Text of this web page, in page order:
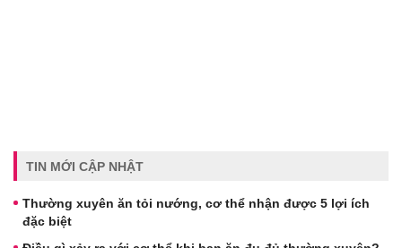
TIN MỚI CẬP NHẬT
Thường xuyên ăn tỏi nướng, cơ thể nhận được 5 lợi ích
đặc biệt